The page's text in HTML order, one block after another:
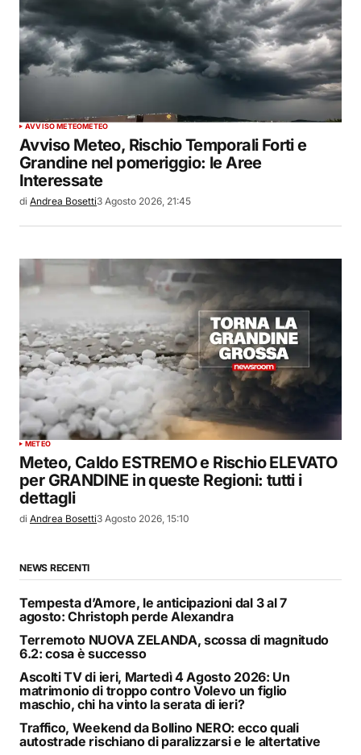
AVVISO METEOMETEO
Avviso Meteo, Rischio Temporali Forti e
Grandine nel pomeriggio: le Aree
Interessate
di Andrea Bosetti3 Agosto 2026, 21:45
METEO
Meteo, Caldo ESTREMO e Rischio ELEVATO
per GRANDINE in queste Regioni: tutti i
dettagli
di Andrea Bosetti3 Agosto 2026, 15:10
NEWS RECENTI
Tempesta d’Amore, le anticipazioni dal 3 al 7
agosto: Christoph perde Alexandra
Terremoto NUOVA ZELANDA, scossa di magnitudo
6.2: cosa è successo
Ascolti TV di ieri, Martedì 4 Agosto 2026: Un
matrimonio di troppo contro Volevo un figlio
maschio, chi ha vinto la serata di ieri?
Traffico, Weekend da Bollino NERO: ecco quali
autostrade rischiano di paralizzarsi e le altertative